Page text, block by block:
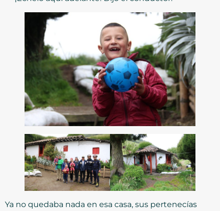
Ya no quedaba nada en esa casa, sus pertenecías